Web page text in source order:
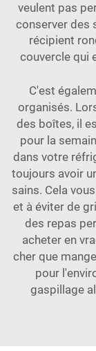
veulent pas
conserver des
récipient
couvercle qui
C'est
organisés.
des boîtes, il
pour la
dans votre
toujours avoir
sains. Cela
et à éviter de
des repas
acheter en
cher que
pour
gaspillage